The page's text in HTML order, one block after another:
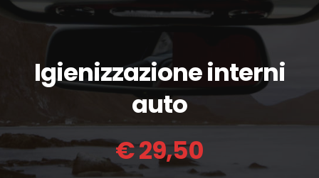
Igienizzazione interni
auto
€ 29,50